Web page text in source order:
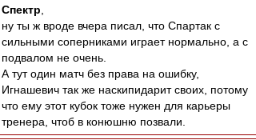
Спектр
ну ты ж вроде вчера писал, что Спартак с
сильными соперниками играет нормально, а с
подвалом не очень.
А тут один матч без права на ошибку,
Игнашевич так же наскипидарит своих, потому
что ему этот кубок тоже нужен для карьеры
тренера, чтоб в конюшню позвали.